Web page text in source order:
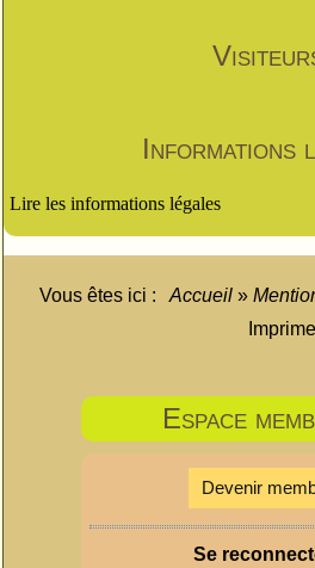
Informations
Lire les informations légales
Vous êtes ici : Accueil »
Espace
Devenir
Se